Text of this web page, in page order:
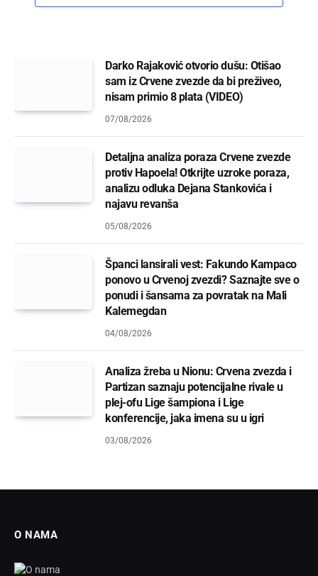
Darko Rajaković otvorio dušu: Otišao
sam iz Crvene zvezde da bi preživeo,
nisam primio 8 plata (VIDEO)
07/08/2026
Detaljna analiza poraza Crvene zvezde
protiv Hapoela! Otkrijte uzroke poraza,
analizu odluka Dejana Stankovića i
najavu revanša
05/08/2026
Španci lansirali vest: Fakundo Kampaco
ponovo u Crvenoj zvezdi? Saznajte sve o
ponudi i šansama za povratak na Mali
Kalemegdan
04/08/2026
Analiza žreba u Nionu: Crvena zvezda i
Partizan saznaju potencijalne rivale u
plej-ofu Lige šampiona i Lige
konferencije, jaka imena su u igri
03/08/2026
O NAMA